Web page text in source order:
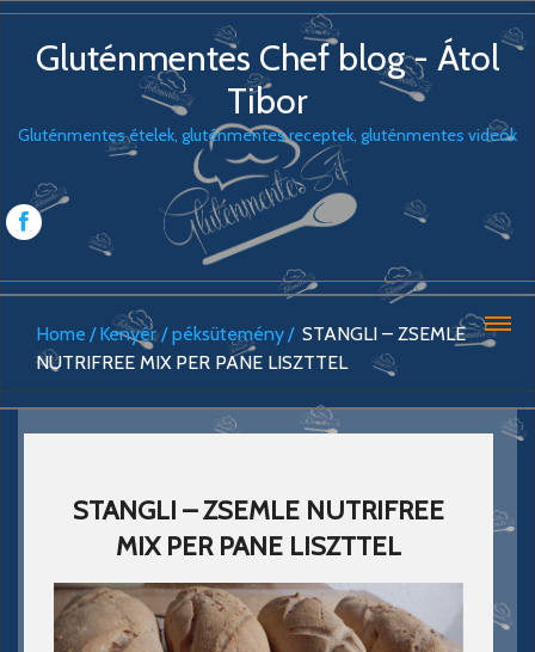
Gluténmentes Chef blog - Átol
Tibor
Gluténmentes ételek, gluténmentes receptek, gluténmentes videók
Home Kenyér / péksütemény
STANGLI – ZSEMLE
NUTRIFREE MIX PER PANE LISZTTEL
STANGLI – ZSEMLE NUTRIFREE
MIX PER PANE LISZTTEL